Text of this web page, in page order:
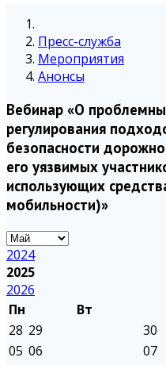
Пресс-служба
Мероприятия
Анонсы
Вебинар «О
регулирования
безопасности
его уязвимых
использующих
мобильности)»
2024
2025
2026
Пн
Вт
28 29 30
05 06 07